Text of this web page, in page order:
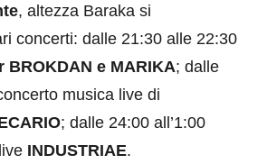
, altezza Baraka si
concerti: dalle 21:30 alle 22:30
BROKDAN e MARIKA; dalle
musica live di
; dalle 24:00 all’1:00
INDUSTRIAE.